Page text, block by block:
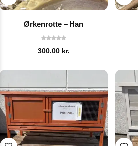
Ørkenrotte – Han
300.00 kr.